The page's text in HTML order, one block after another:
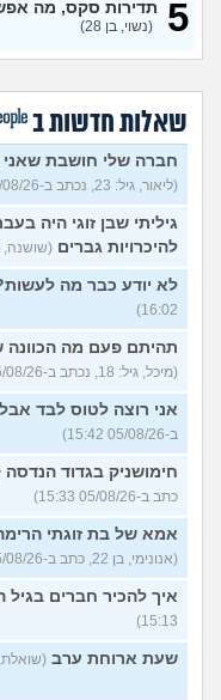
מפנטז על חבר טוב שלי
(רוויטל, בת 24)
בנות,אתן הייתן
אח שלכם במצב כזה?
(לוחם שקרוב ל'חרור, בן 21)
מסאג׳יסט מעורער
(מסאג׳יסט מעורער, בן 26)
אנחנו מקיימים יחסים
בגדים וזה לא מפריע
מה לעשות?
מחזור לאחר כמה
בטוח?
(שלומי, בן 21)
נשוי מפנטז על ליידיבויס
(מאטיטיהו, בן 37)
למישהו יש עצה איך
החשק המיני?
עוד
5 תדירות סקס, מה
(נשוי, בן 28)
שאלות חדשות ב
חברה שלי חושבת
(ליאור, גיל: 23, נכתב ב-05/08/26 16:22)
גיליתי שבן זוגי היה
להיכרויות גברים (שושנה, בת 37, כתבה ב-05/
לא יודע כבר מה
16:02)
תהיתם פעם מה הכוונה
(מיכל, גיל: 18, נכתב ב-05/08/26 15:51)
אני רוצה לטוס לבד
ב-05/08/26 15:42)
חימושניק בגדוד הנדסה
כתב ב-05/08/26 15:33)
אמא של בת זוגתי
(אנונימי, בן 22, כתב ב-05/08/26 15:22)
איך להכיר חברים בגיל
15:13)
שעת ארוחת ערב (שואלת, בת 19, כתבה ב-